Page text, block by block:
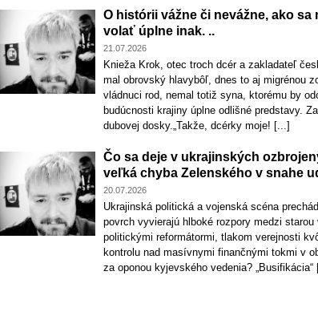
O histórii vážne či nevážne, ako
volať úplne inak. ..
21.07.2026
Knieža Krok, otec troch dcér a zakladateľ
mal obrovský hlavybôľ, dnes to aj migrénou
vládnuci rod, nemal totiž syna, ktorému by
budúcnosti krajiny úplne odlišné predstavy.
dubovej dosky.„Takže, dcérky moje! [...]
Čo sa deje v ukrajinských
veľká chyba Zelenského v snahe
20.07.2026
Ukrajinská politická a vojenská scéna
povrch vyvierajú hlboké rozpory medzi
politickými reformátormi, tlakom verejnosti
kontrolu nad masívnymi finančnými tokmi v
za oponou kyjevského vedenia? „Busifikácia“